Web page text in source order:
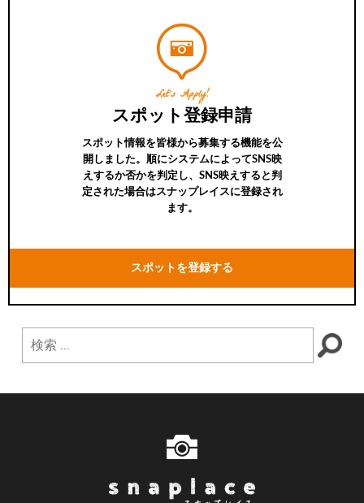
Let’s Apply!
スポット登録申請
スポット情報を皆様から募集する機能を公
開しました。順にシステムによってSNS映
えするか否かを判定し、SNS映えすると判
定された場合はスナップレイスに登録され
ます。
スポットを登録する